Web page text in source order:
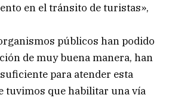
en el tránsito de turistas»,
públicos han podido
de muy buena manera, han
para atender esta
tuvimos que habilitar una vía